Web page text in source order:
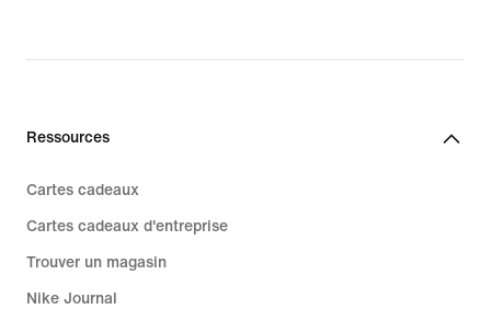
Ressources
Cartes cadeaux
Cartes cadeaux d'entreprise
Trouver un magasin
Nike Journal